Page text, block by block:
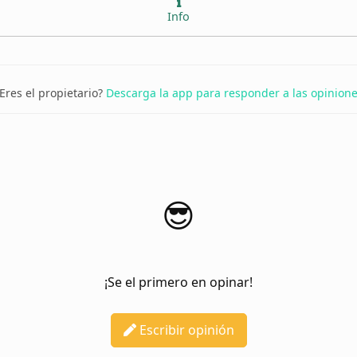
Info
el propietario? Descarga la app para responder a las
😎
¡Se el primero en opinar!
Escribir opinión